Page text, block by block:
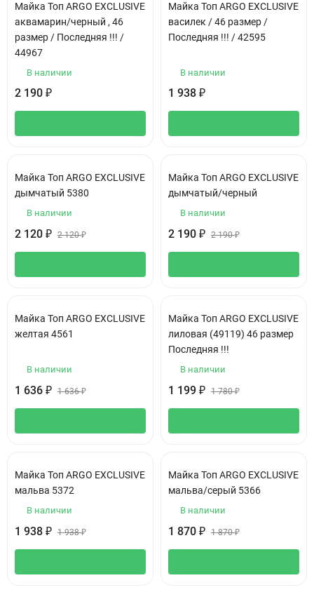
Майка Топ ARGO EXCLUSIVE
аквамарин/черный , 46
размер / Последняя !!! /
44967
В наличии
2 190 ₽
Майка Топ ARGO EXCLUSIVE
василек / 46 размер /
Последняя !!! / 42595
В наличии
1 938 ₽
Майка Топ ARGO EXCLUSIVE
дымчатый 5380
В наличии
2 120 ₽ 2 120₽
Майка Топ ARGO EXCLUSIVE
дымчатый/черный
В наличии
2 190 ₽ 2 190₽
Майка Топ ARGO EXCLUSIVE
желтая 4561
В наличии
1 636 ₽ 1 636₽
Майка Топ ARGO EXCLUSIVE
лиловая (49119) 46 размер
Последняя !!!
В наличии
1 199 ₽ 1 780₽
Майка Топ ARGO EXCLUSIVE
мальва 5372
В наличии
1 938 ₽ 1 938₽
Майка Топ ARGO EXCLUSIVE
мальва/серый 5366
В наличии
1 870 ₽ 1 870₽